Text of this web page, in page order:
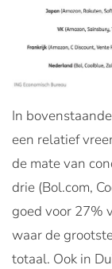
In
een relatief
de mate van
drie (Bol.com,
goed voor 27%
waar de
totaal. Ook in